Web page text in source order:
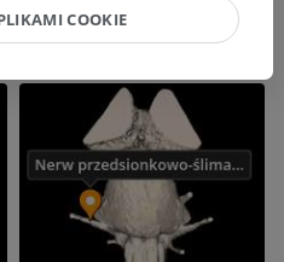
COOKIE